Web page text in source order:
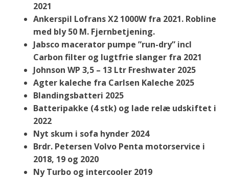
2021
Ankerspil Lofrans X2 1000W fra 2021. Robline
med bly 50 M. Fjernbetjening.
Jabsco macerator pumpe ”run-dry” incl
Carbon filter og lugtfrie slanger fra 2021
Johnson WP 3,5 – 13 Ltr Freshwater 2025
Agter kaleche fra Carlsen Kaleche 2025
Blandingsbatteri 2025
Batteripakke (4 stk) og lade relæ udskiftet i
2022
Nyt skum i sofa hynder 2024
Brdr. Petersen Volvo Penta motorservice i
2018, 19 og 2020
Ny Turbo og intercooler 2019